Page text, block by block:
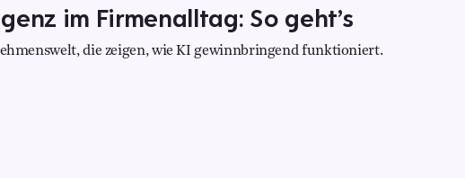
im Firmenalltag: So geht’s
die zeigen, wie KI gewinnbringend funktioniert.